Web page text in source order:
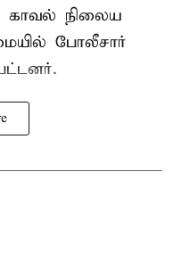
காவல் நிலைய
போலீசார்